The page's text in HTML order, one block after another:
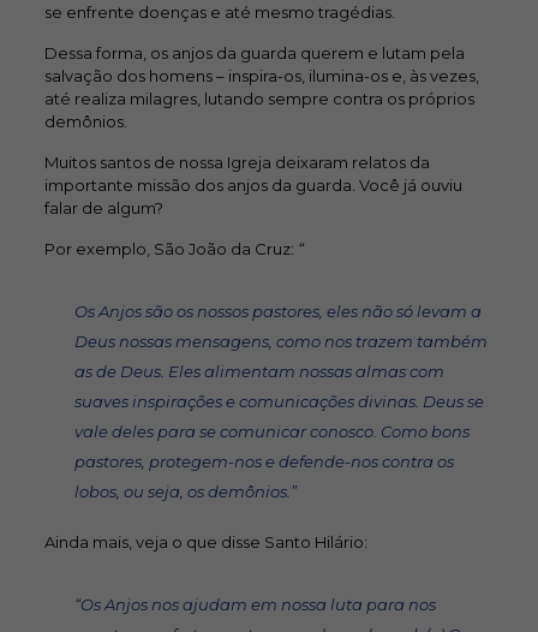
se enfrente doenças e até mesmo tragédias.
Dessa forma, os anjos da guarda querem e lutam pela
salvação dos homens – inspira-os, ilumina-os e, às vezes,
até realiza milagres, lutando sempre contra os próprios
demônios.
Muitos santos de nossa Igreja deixaram relatos da
importante missão dos anjos da guarda. Você já ouviu
falar de algum?
Por exemplo, São João da Cruz: “
Os Anjos são os nossos pastores, eles não só levam a
Deus nossas mensagens, como nos trazem também
as de Deus. Eles alimentam nossas almas com
suaves inspirações e comunicações divinas. Deus se
vale deles para se comunicar conosco. Como bons
pastores, protegem-nos e defende-nos contra os
lobos, ou seja, os demônios.”
Ainda mais, veja o que disse Santo Hilário:
“Os Anjos nos ajudam em nossa luta para nos